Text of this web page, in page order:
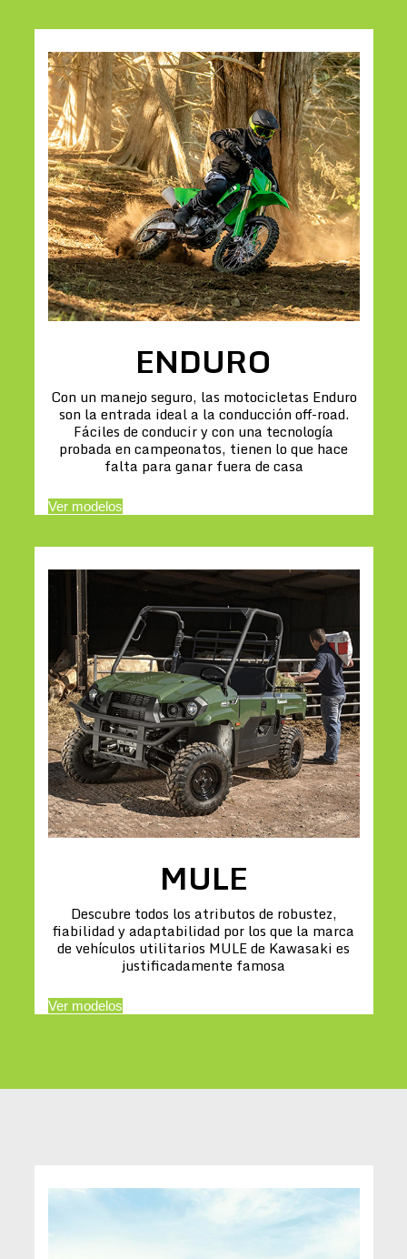
ENDURO
Con un manejo seguro, las motocicletas Enduro
son la entrada ideal a la conducción off-road.
Fáciles de conducir y con una tecnología
probada en campeonatos, tienen lo que hace
falta para ganar fuera de casa
Ver modelos
MULE
Descubre todos los atributos de robustez,
fiabilidad y adaptabilidad por los que la marca
de vehículos utilitarios MULE de Kawasaki es
justificadamente famosa
Ver modelos